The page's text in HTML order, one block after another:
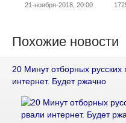
21-ноября-2018, 20:00
Похожие новости
20 Минут отборных русских
интернет. Будет ржачно